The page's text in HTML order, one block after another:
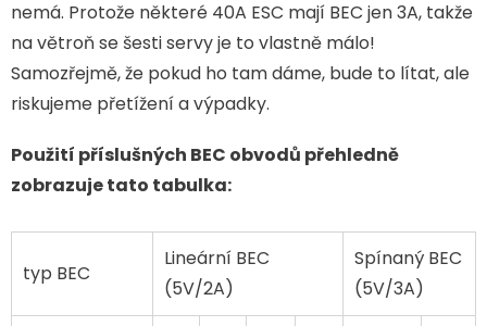
nemá. Protože některé 40A ESC mají BEC jen 3A, takže
na větroň se šesti servy je to vlastně málo!
Samozřejmě, že pokud ho tam dáme, bude to lítat, ale
riskujeme přetížení a výpadky.
Použití příslušných BEC obvodů přehledně
zobrazuje tato tabulka:
typ BEC
Lineární BEC
(5V/2A)
Spínaný BEC
(5V/3A)